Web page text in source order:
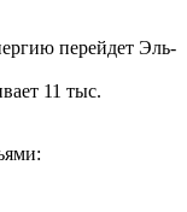
перейдет Эль-
11 тыс.